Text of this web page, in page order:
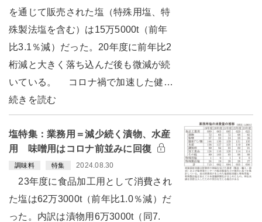
を通じて販売された塩（特殊用塩、特
殊製法塩を含む）は15万5000t（前年
比3.1％減）だった。20年度に前年比2
桁減と大きく落ち込んだ後も微減が続
いている。 コロナ禍で加速した健…
続きを読む
塩特集：業務用＝減少続く漬物、水産
用 味噌用はコロナ前並みに回復
調味料 特集 2024.08.30
23年度に食品加工用として消費され
た塩は62万3000t（前年比1.0％減）だ
った。内訳は漬物用6万3000t（同7.